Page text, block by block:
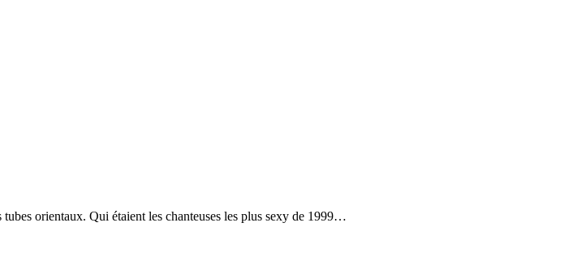
orientaux. Qui étaient les chanteuses les plus sexy de 1999…